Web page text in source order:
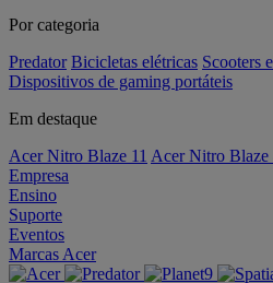
Por categoria
Predator Bicicletas elétricas Scooters
Dispositivos de gaming portáteis
Em destaque
Acer Nitro Blaze 11 Acer Nitro Blaze
Empresa
Ensino
Suporte
Eventos
Marcas Acer